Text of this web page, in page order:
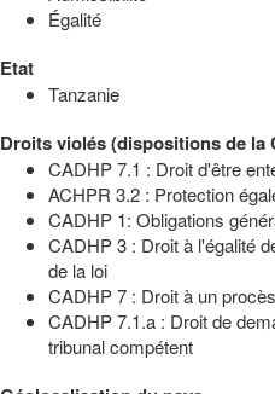
Égalité
Etat
Tanzanie
Droits violés (dispositions de la
CADHP 7.1 : Droit d'être
ACHPR 3.2 : Protection
CADHP 1: Obligations
CADHP 3 : Droit à l'égalité
de la loi
CADHP 7 : Droit à un
CADHP 7.1.a : Droit de
tribunal compétent